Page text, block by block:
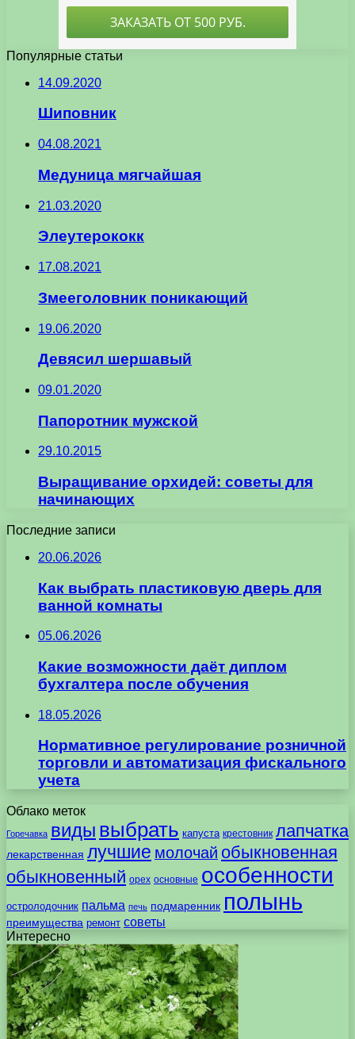
Популярные статьи
14.09.2020
Шиповник
04.08.2021
Медуница мягчайшая
21.03.2020
Элеутерококк
17.08.2021
Змееголовник поникающий
19.06.2020
Девясил шершавый
09.01.2020
Папоротник мужской
29.10.2015
Выращивание орхидей: советы для
начинающих
Последние записи
20.06.2026
Как выбрать пластиковую дверь для
ванной комнаты
05.06.2026
Какие возможности даёт диплом
бухгалтера после обучения
18.05.2026
Нормативное регулирование розничной
торговли и автоматизация фискального
учета
Облако меток
Горечавка виды выбрать капуста крестовник лапчатка
лекарственная лучшие молочай обыкновенная
обыкновенный орех основные особенности
остролодочник пальма печь подмаренник полынь
преимущества ремонт советы
Интересно